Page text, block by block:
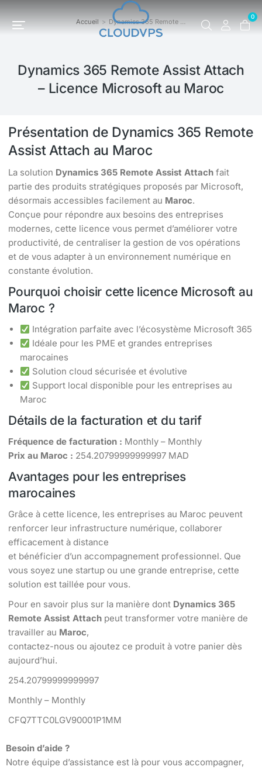
0
Vous êtes ici :Accueil Dynamics 365 Remote …
Dynamics 365 Remote Assist Attach
– Licence Microsoft au Maroc
Présentation de Dynamics 365 Remote
Assist Attach au Maroc
La solution Dynamics 365 Remote Assist Attach fait
partie des produits stratégiques proposés par Microsoft,
désormais accessibles facilement au Maroc.
Conçue pour répondre aux besoins des entreprises
modernes, cette licence vous permet d’améliorer votre
productivité, de centraliser la gestion de vos opérations
et de vous adapter à un environnement numérique en
constante évolution.
Pourquoi choisir cette licence Microsoft au
Maroc ?
Intégration parfaite avec l’écosystème Microsoft 365
Idéale pour les PME et grandes entreprises
marocaines
Solution cloud sécurisée et évolutive
Support local disponible pour les entreprises au
Maroc
Détails de la facturation et du tarif
Fréquence de facturation : Monthly – Monthly
Prix au Maroc : 254.20799999999997 MAD
Avantages pour les entreprises
marocaines
Grâce à cette licence, les entreprises au Maroc peuvent
renforcer leur infrastructure numérique, collaborer
efficacement à distance
et bénéficier d’un accompagnement professionnel. Que
vous soyez une startup ou une grande entreprise, cette
solution est taillée pour vous.
Pour en savoir plus sur la manière dont Dynamics 365
Remote Assist Attach peut transformer votre manière de
travailler au Maroc,
contactez-nous ou ajoutez ce produit à votre panier dès
aujourd’hui.
254.20799999999997
Monthly – Monthly
CFQ7TTC0LGV90001P1MM
Besoin d’aide ?
Notre équipe d’assistance est là pour vous accompagner,